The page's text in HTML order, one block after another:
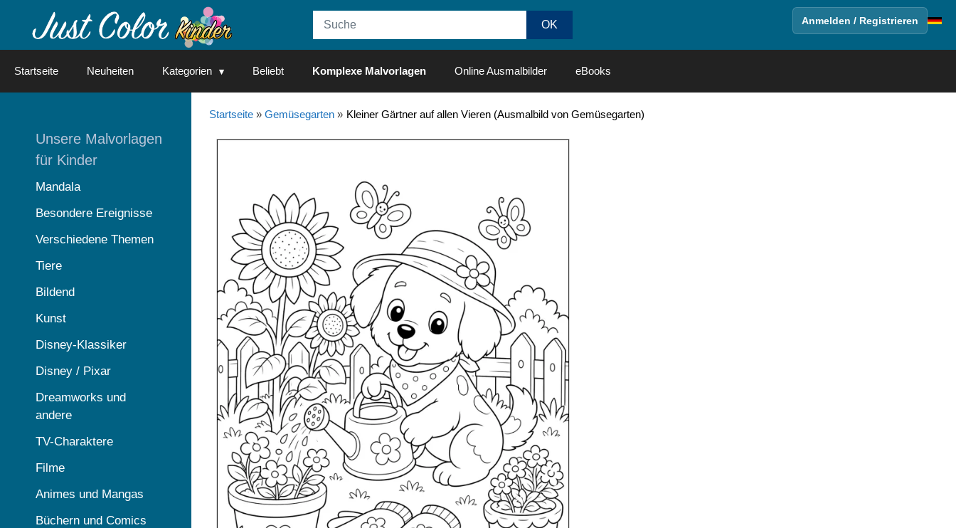
Anmelden / Registrieren
Startseite Neuheiten Kategorien Beliebt Komplexe Malvorlagen Online Ausmalbilder eBooks
Startseite» Gemüsegarten» Kleiner Gärtner auf allen Vieren (Ausmalbild von Gemüsegarten)
Unsere Malvorlagen
für Kinder
Mandala
Besondere Ereignisse
Verschiedene Themen
Tiere
Bildend
Kunst
Disney-Klassiker
Disney / Pixar
Dreamworks und
andere
TV-Charaktere
Filme
Animes und Mangas
Büchern und Comics